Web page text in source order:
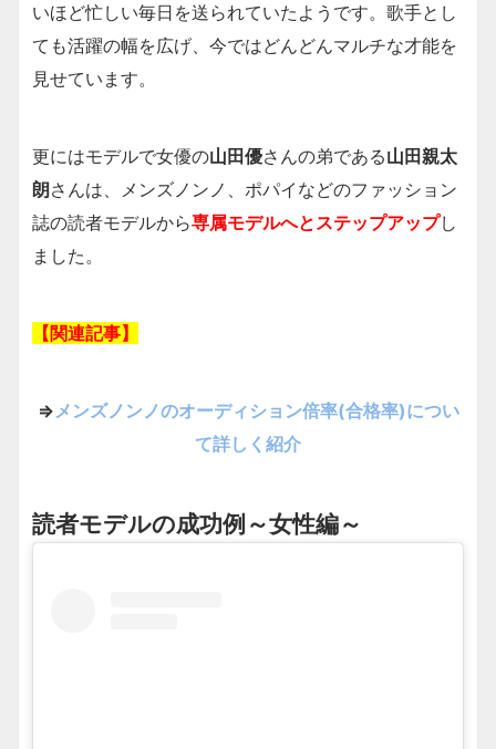
いほど忙しい毎日を送られていたようです。歌手とし
ても活躍の幅を広げ、今ではどんどんマルチな才能を
見せています。
更にはモデルで女優の山田優さんの弟である山田親太
朗さんは、メンズノンノ、ポパイなどのファッション
誌の読者モデルから専属モデルへとステップアップし
ました。
【関連記事】
⇒メンズノンノのオーディション倍率(合格率)につい
て詳しく紹介
読者モデルの成功例～女性編～